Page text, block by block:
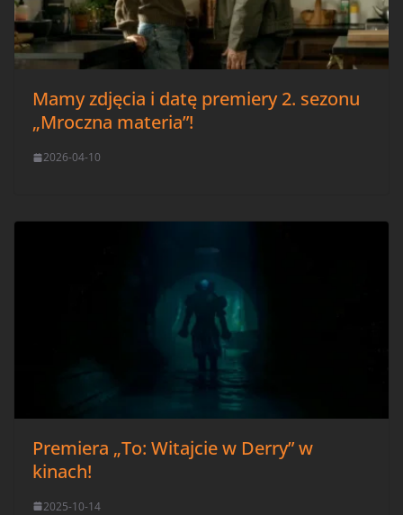
Mamy zdjęcia i datę premiery 2. sezonu
„Mroczna materia”!
2026-04-10
Premiera „To: Witajcie w Derry” w
kinach!
2025-10-14